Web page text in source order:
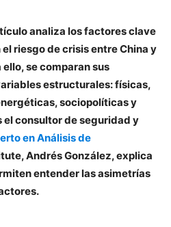
analiza los factores clave
riesgo de crisis entre China y
ello, se comparan sus
estructurales: físicas,
sociopolíticas y
el consultor de seguridad y
en Análisis de
Andrés González, explica
entender las asimetrías